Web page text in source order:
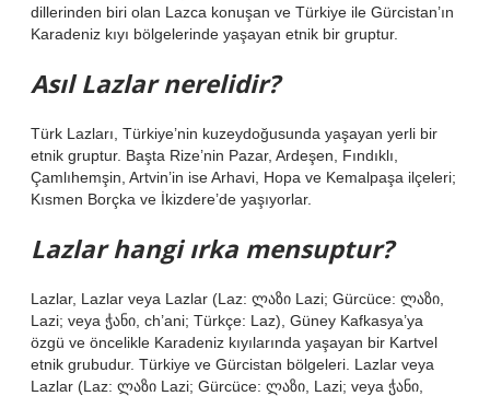
dillerinden biri olan Lazca konuşan ve Türkiye ile Gürcistan’ın
Karadeniz kıyı bölgelerinde yaşayan etnik bir gruptur.
Asıl Lazlar nerelidir?
Türk Lazları, Türkiye’nin kuzeydoğusunda yaşayan yerli bir
etnik gruptur. Başta Rize’nin Pazar, Ardeşen, Fındıklı,
Çamlıhemşin, Artvin’in ise Arhavi, Hopa ve Kemalpaşa ilçeleri;
Kısmen Borçka ve İkizdere’de yaşıyorlar.
Lazlar hangi ırka mensuptur?
Lazlar, Lazlar veya Lazlar (Laz: ლაზი Lazi; Gürcüce: ლაზი,
Lazi; veya ჭანი, ch’ani; Türkçe: Laz), Güney Kafkasya’ya
özgü ve öncelikle Karadeniz kıyılarında yaşayan bir Kartvel
etnik grubudur. Türkiye ve Gürcistan bölgeleri. Lazlar veya
Lazlar (Laz: ლაზი Lazi; Gürcüce: ლაზი, Lazi; veya ჭანი,